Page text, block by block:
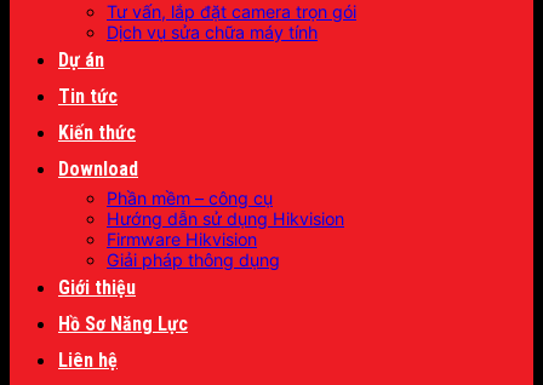
Tư vấn, lắp đặt camera trọn gói
Dịch vụ sửa chữa máy tính
Dự án
Tin tức
Kiến thức
Download
Phần mềm – công cụ
Hướng dẫn sử dụng Hikvision
Firmware Hikvision
Giải pháp thông dụng
Giới thiệu
Hồ Sơ Năng Lực
Liên hệ